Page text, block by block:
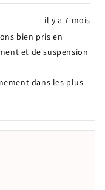
avis
de
était
utile.
ont
voté
avis
de
pas
ont
voté
il y a 7 mois
bien pris en
et de suspension
dans les plus
confirmation une fois
n'hésitez pas à